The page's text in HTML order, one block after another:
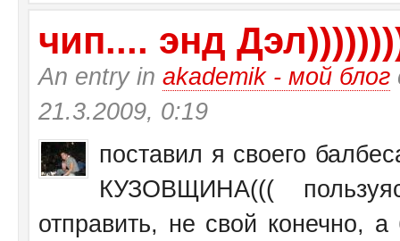
чип.... энд
An entry in akademik - мой блог
21.3.2009, 0:19
поставил я своего
КУЗОВЩИНА(((
отправить, не свой конечно,